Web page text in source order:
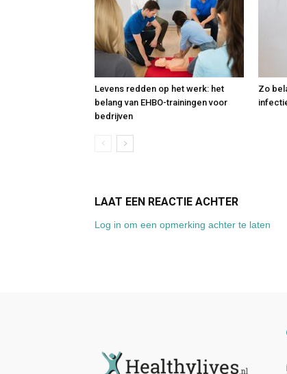
Levens redden op het werk: het
belang van EHBO-trainingen voor
bedrijven
Zo
LAAT EEN REACTIE ACHTER
Log in om een opmerking achter te laten